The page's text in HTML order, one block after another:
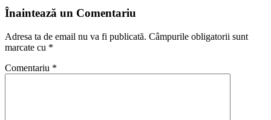
Înaintează un Comentariu
Adresa ta de email nu va fi publicată. Câmpurile obligatorii sunt
marcate cu *
Comentariu *